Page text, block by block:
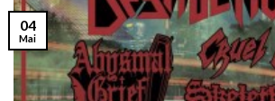
04
Mai